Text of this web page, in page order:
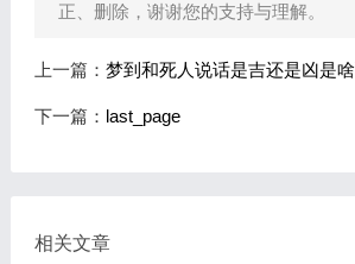
正、删除，谢谢您的支持与理解。
上一篇： 梦到和死人说话是吉还是凶是
下一篇： last_page
相关文章